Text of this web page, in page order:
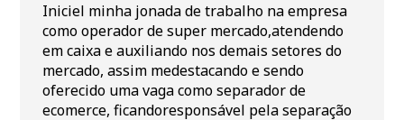
Iniciel minha jonada de trabalho na empresa
como operador de super mercado,atendendo
em caixa e auxiliando nos demais setores do
mercado, assim medestacando e sendo
oferecido uma vaga como separador de
ecomerce, ficandoresponsável pela separação